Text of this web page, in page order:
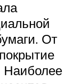
От
Наиболее